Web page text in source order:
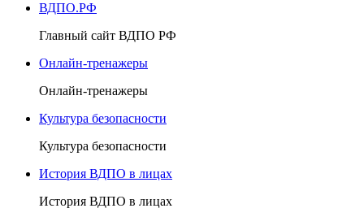
ВДПО.РФ
Главный сайт ВДПО РФ
Онлайн-тренажеры
Онлайн-тренажеры
Культура безопасности
Культура безопасности
История ВДПО в лицах
История ВДПО в лицах